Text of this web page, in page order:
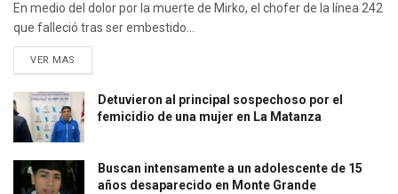
En medio del dolor por la muerte de Mirko, el chofer de la línea 242
que falleció tras ser embestido...
VER MAS
Detuvieron al principal sospechoso por el
femicidio de una mujer en La Matanza
Buscan intensamente a un adolescente de 15
años desaparecido en Monte Grande